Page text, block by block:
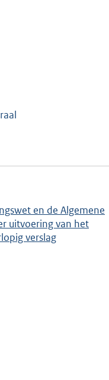
en de Algemene
uitvoering van het
verslag